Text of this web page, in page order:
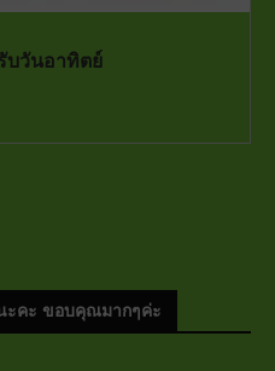
บวันอาทิตย์
ะคะ ขอบคุณมากๆค่ะ